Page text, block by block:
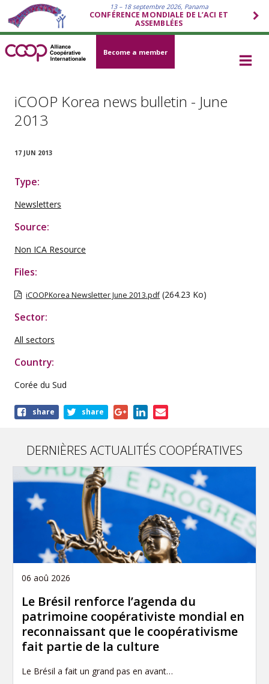
13 – 18 septembre 2026, Panama
CONFÉRENCE MONDIALE DE L’ACI ET
ASSEMBLÉES
Become a member
iCOOP Korea news bulletin - June
2013
17 JUN 2013
Type:
Newsletters
Source:
Non ICA Resource
Files:
iCOOPKorea Newsletter June 2013.pdf (264.23 Ko)
Sector:
All sectors
Country:
Corée du Sud
Shareshare share
DERNIÈRES ACTUALITÉS COOPÉRATIVES
06 aoû 2026
Le Brésil renforce l’agenda du
patrimoine coopérativiste mondial en
reconnaissant que le coopérativisme
fait partie de la culture
Le Brésil a fait un grand pas en avant…